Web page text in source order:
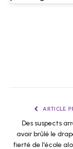
ARTICLE
Des suspects
avoir brûlé le
fierté de l'école